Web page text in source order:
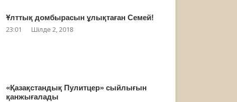
Ұлттық домбырасын ұлықтаған Семей!
23:01 Шілде 2, 2018
«Қазақстандық Пулитцер» сыйлығын
қанжығалады